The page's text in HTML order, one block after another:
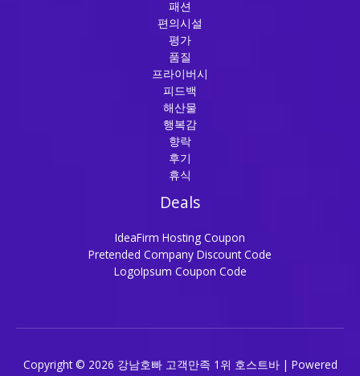
패션
편의시설
평가
품질
프라이버시
피드백
해산물
행복감
향락
후기
휴식
Deals
IdeaFirm Hosting Coupon
Pretended Company Discount Code
LogoIpsum Coupon Code
Copyright © 2026 강남호빠 고객만족 1위 호스트바 | Powered